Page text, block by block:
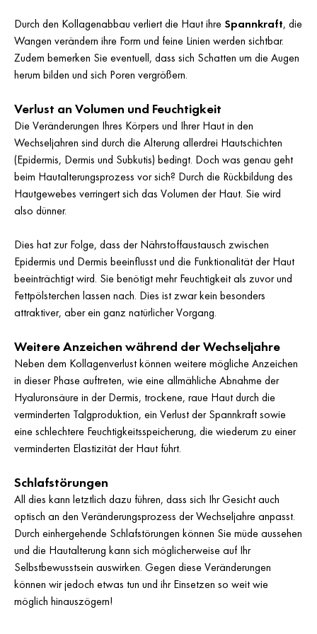
Durch den Kollagenabbau verliert die Haut ihre Spannkraft, die
Wangen verändern ihre Form und feine Linien werden sichtbar.
Zudem bemerken Sie eventuell, dass sich Schatten um die Augen
herum bilden und sich Poren vergrößern.
Verlust an Volumen und Feuchtigkeit
Die Veränderungen Ihres Körpers und Ihrer Haut in den
Wechseljahren sind durch die Alterung allerdrei Hautschichten
(Epidermis, Dermis und Subkutis) bedingt. Doch was genau geht
beim Hautalterungsprozess vor sich? Durch die Rückbildung des
Hautgewebes verringert sich das Volumen der Haut. Sie wird
also dünner.
Dies hat zur Folge, dass der Nährstoffaustausch zwischen
Epidermis und Dermis beeinflusst und die Funktionalität der Haut
beeinträchtigt wird. Sie benötigt mehr Feuchtigkeit als zuvor und
Fettpölsterchen lassen nach. Dies ist zwar kein besonders
attraktiver, aber ein ganz natürlicher Vorgang.
Weitere Anzeichen während der Wechseljahre
Neben dem Kollagenverlust können weitere mögliche Anzeichen
in dieser Phase auftreten, wie eine allmähliche Abnahme der
Hyaluronsäure in der Dermis, trockene, raue Haut durch die
verminderten Talgproduktion, ein Verlust der Spannkraft sowie
eine schlechtere Feuchtigkeitsspeicherung, die wiederum zu einer
verminderten Elastizität der Haut führt.
Schlafstörungen
All dies kann letztlich dazu führen, dass sich Ihr Gesicht auch
optisch an den Veränderungsprozess der Wechseljahre anpasst.
Durch einhergehende Schlafstörungen können Sie müde aussehen
und die Hautalterung kann sich möglicherweise auf Ihr
Selbstbewusstsein auswirken. Gegen diese Veränderungen
können wir jedoch etwas tun und ihr Einsetzen so weit wie
möglich hinauszögern!